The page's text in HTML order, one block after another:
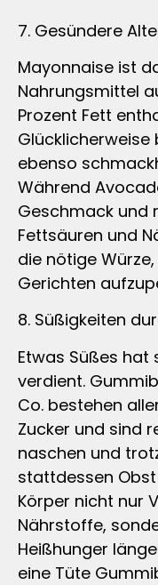
7. Gesündere
Mayonnaise ist
Nahrungsmittel
Prozent Fett
Glücklicherweise
ebenso
Während
Geschmack und
Fettsäuren und
die nötige
Gerichten
8. Süßigkeiten
Etwas Süßes hat
verdient.
Co. bestehen
Zucker und sind
naschen und
stattdessen
Körper nicht nur
Nährstoffe,
Heißhunger
eine Tüte